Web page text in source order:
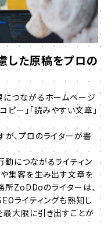
した原稿をプロの
につながるホームページ
ー」「読みやすい文章」
、プロのライターが書
につながるライティン
集客を生み出す文章を
所ZoDDoのライターは、
ライティングも熟知し
大限に引き出すことが